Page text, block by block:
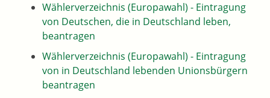
Wählerverzeichnis (Europawahl) - Eintragung
von Deutschen, die in Deutschland leben,
beantragen
Wählerverzeichnis (Europawahl) - Eintragung
von in Deutschland lebenden Unionsbürgern
beantragen